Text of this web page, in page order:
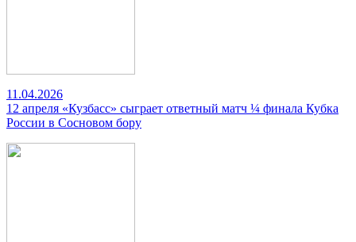
11.04.2026
12 апреля «Кузбасс» сыграет ответный матч ¼ финала Кубка
России в Сосновом бору